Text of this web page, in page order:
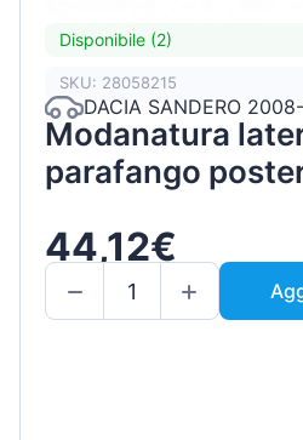
Disponibile (2)
SKU: 28058215
DACIA SANDERO
Modanatura
parafango
44,12€